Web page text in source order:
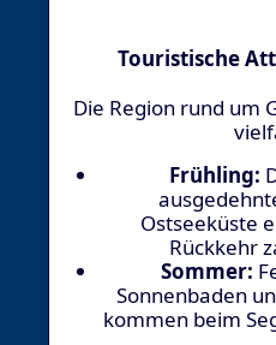
Touristische
Die Region rund um
Frühling:
Ostseeküste
Rückkehr
Sommer:
Sonnenbaden
kommen beim